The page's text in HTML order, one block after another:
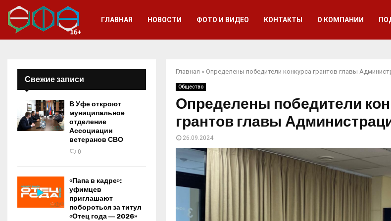
ГЛАВНАЯ НОВОСТИ ФОТО И ВИДЕО КОНТАКТЫ О КОМПАНИИ
Главная » Определены победители конкурса грантов главы
Общество
Определены победители
грантов главы
26.09.2024
Свежие записи
В Уфе откроют
муниципальное
отделение
Ассоциации
ветеранов СВО
0
«Папа в кадре»:
уфимцев
приглашают
побороться за титул
«Отец года — 2026»